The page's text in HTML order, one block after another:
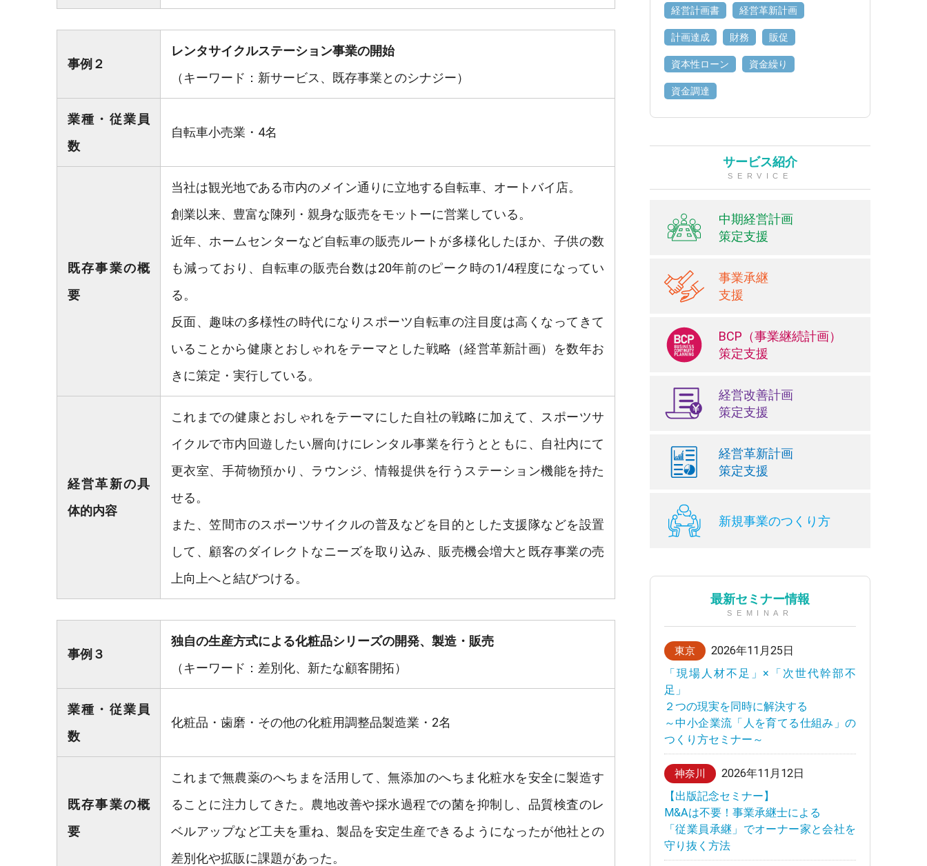
事例２
レンタサイクルステーション事業の開始
（キーワード：新サービス、既存事業とのシナジー）
業種・従業員
数
自転車小売業・4名
既存事業の概
要
当社は観光地である市内のメイン通りに立地する自転車、オートバイ店。
創業以来、豊富な陳列・親身な販売をモットーに営業している。
近年、ホームセンターなど自転車の販売ルートが多様化したほか、子供の数
も減っており、自転車の販売台数は20年前のピーク時の1/4程度になってい
る。
反面、趣味の多様性の時代になりスポーツ自転車の注目度は高くなってきて
いることから健康とおしゃれをテーマとした戦略（経営革新計画）を数年お
きに策定・実行している。
経営革新の具
体的内容
これまでの健康とおしゃれをテーマにした自社の戦略に加えて、スポーツサ
イクルで市内回遊したい層向けにレンタル事業を行うとともに、自社内にて
更衣室、手荷物預かり、ラウンジ、情報提供を行うステーション機能を持た
せる。
また、笠間市のスポーツサイクルの普及などを目的とした支援隊などを設置
して、顧客のダイレクトなニーズを取り込み、販売機会増大と既存事業の売
上向上へと結びつける。
事例３
独自の生産方式による化粧品シリーズの開発、製造・販売
（キーワード：差別化、新たな顧客開拓）
業種・従業員
数
化粧品・歯磨・その他の化粧用調整品製造業・2名
既存事業の概
要
これまで無農薬のへちまを活用して、無添加のへちま化粧水を安全に製造す
ることに注力してきた。農地改善や採水過程での菌を抑制し、品質検査のレ
ベルアップなど工夫を重ね、製品を安定生産できるようになったが他社との
差別化や拡販に課題があった。
経営計画書 経営革新計画
計画達成 財務 販促
資本性ローン 資金繰り
資金調達
サービス紹介
SERVICE
中期経営計画
策定支援
事業承継
支援
BCP（事業継続計画）
策定支援
経営改善計画
策定支援
経営革新計画
策定支援
新規事業のつくり方
最新セミナー情報
SEMINAR
東京
2026年11月25日
「現場人材不足」×「次世代幹部不
足」
２つの現実を同時に解決する
～中小企業流「人を育てる仕組み」の
つくり方セミナー～
神奈川
2026年11月12日
【出版記念セミナー】
M&Aは不要！事業承継士による
「従業員承継」でオーナー家と会社を
守り抜く方法